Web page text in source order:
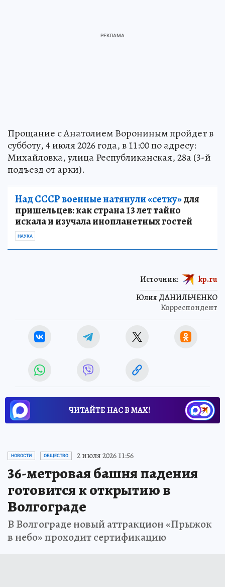
Прощание с Анатолием Ворониным пройдет в
субботу, 4 июля 2026 года, в 11:00 по адресу:
Михайловка, улица Республиканская, 28а (3-й
подъезд от арки).
Над СССР военные натянули «сетку»для
пришельцев: как страна 13 лет тайно
искала и изучала инопланетных гостей
НАУКА
Юлия ДАНИЛЬЧЕНКО
Корреспондент
Источник: kp.ru
ЧИТАЙТЕ НАС В МАХ!
НОВОСТИ ОБЩЕСТВО 2 июля 2026 11:56
36-метровая башня падения
готовится к открытию в
Волгограде
В Волгограде новый аттракцион «Прыжок
в небо» проходит сертификацию